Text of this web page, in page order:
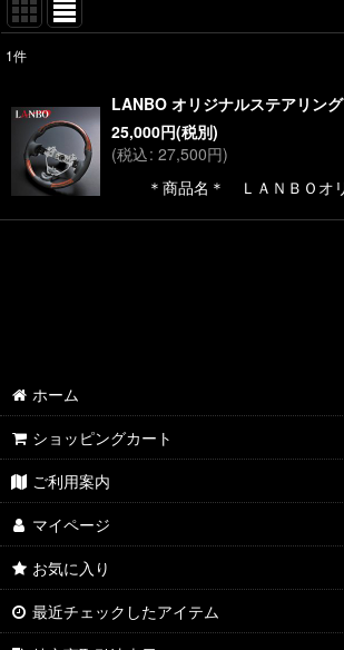
並び順 :
1件
LANBO オリジナルステアリン
25,000円(税別)
(税込: 27,500円)
＊商品名＊ ＬＡＮＢＯオリ
ホーム
ショッピングカート
ご利用案内
マイページ
お気に入り
最近チェックしたアイテム